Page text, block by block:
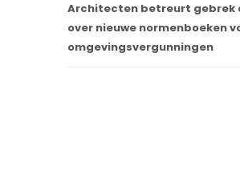
Architecten betreurt gebrek
over nieuwe normenboeken
omgevingsvergunningen